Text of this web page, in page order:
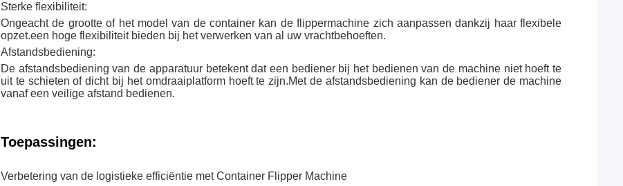
Sterke flexibiliteit:
Ongeacht de grootte of het model van de container kan de flippermachine zich aanpassen dankzij haar flexibele
opzet.een hoge flexibiliteit bieden bij het verwerken van al uw vrachtbehoeften.
Afstandsbediening:
De afstandsbediening van de apparatuur betekent dat een bediener bij het bedienen van de machine niet hoeft te
uit te schieten of dicht bij het omdraaiplatform hoeft te zijn.Met de afstandsbediening kan de bediener de machine
vanaf een veilige afstand bedienen.
Toepassingen:
Verbetering van de logistieke efficiëntie met Container Flipper Machine